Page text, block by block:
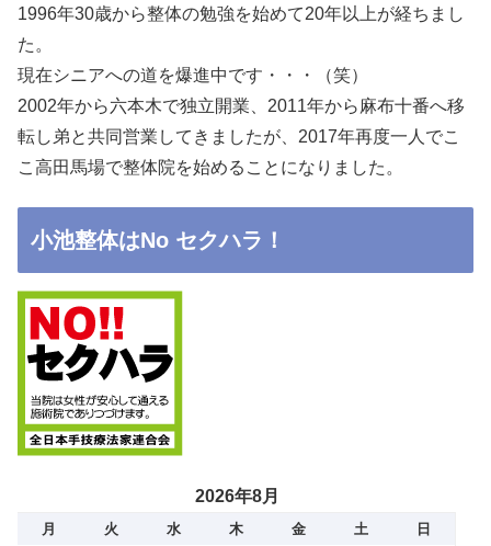
1996年30歳から整体の勉強を始めて20年以上が経ちまし
た。
現在シニアへの道を爆進中です・・・（笑）
2002年から六本木で独立開業、2011年から麻布十番へ移
転し弟と共同営業してきましたが、2017年再度一人でこ
こ高田馬場で整体院を始めることになりました。
小池整体はNo セクハラ！
2026年8月
月 火 水 木 金 土 日